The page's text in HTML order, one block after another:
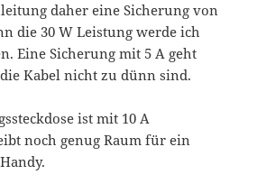
daher eine Sicherung von
die 30 W Leistung werde ich
Eine Sicherung mit 5 A geht
Kabel nicht zu dünn sind.
ist mit 10 A
noch genug Raum für ein